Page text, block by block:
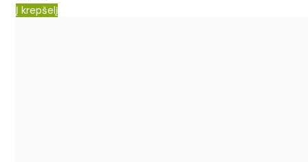
Į krepšelį